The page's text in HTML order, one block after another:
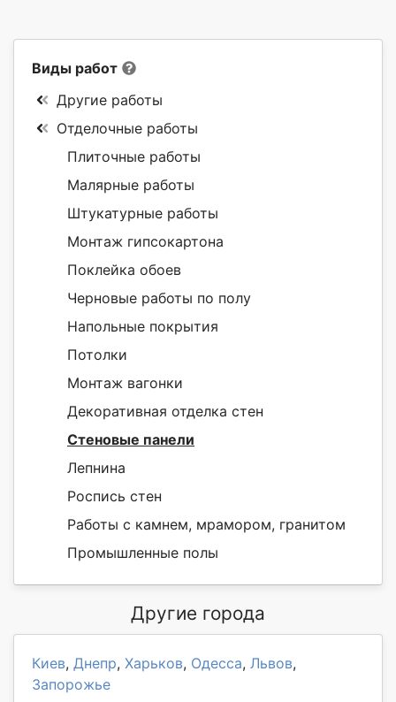
Виды работ
Другие работы
Отделочные работы
Плиточные работы
Малярные работы
Штукатурные работы
Монтаж гипсокартона
Поклейка обоев
Черновые работы по полу
Напольные покрытия
Потолки
Монтаж вагонки
Декоративная отделка стен
Стеновые панели
Лепнина
Роспись стен
Работы с камнем, мрамором, гранитом
Промышленные полы
Другие города
Киев, Днепр, Харьков, Одесса, Львов,
Запорожье